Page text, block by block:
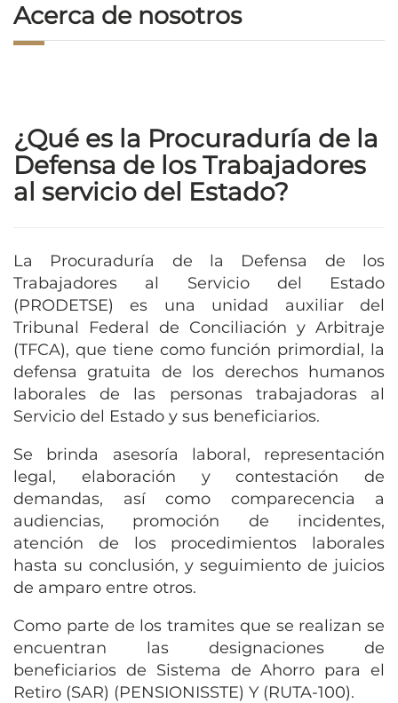
Acerca de nosotros
¿Qué es la Procuraduría de la
Defensa de los Trabajadores
al servicio del Estado?
La Procuraduría de la Defensa de los
Trabajadores al Servicio del Estado
(PRODETSE) es una unidad auxiliar del
Tribunal Federal de Conciliación y Arbitraje
(TFCA), que tiene como función primordial, la
defensa gratuita de los derechos humanos
laborales de las personas trabajadoras al
Servicio del Estado y sus beneficiarios.
Se brinda asesoría laboral, representación
legal, elaboración y contestación de
demandas, así como comparecencia a
audiencias, promoción de incidentes,
atención de los procedimientos laborales
hasta su conclusión, y seguimiento de juicios
de amparo entre otros.
Como parte de los tramites que se realizan se
encuentran las designaciones de
beneficiarios de Sistema de Ahorro para el
Retiro (SAR) (PENSIONISSTE) Y (RUTA-100).